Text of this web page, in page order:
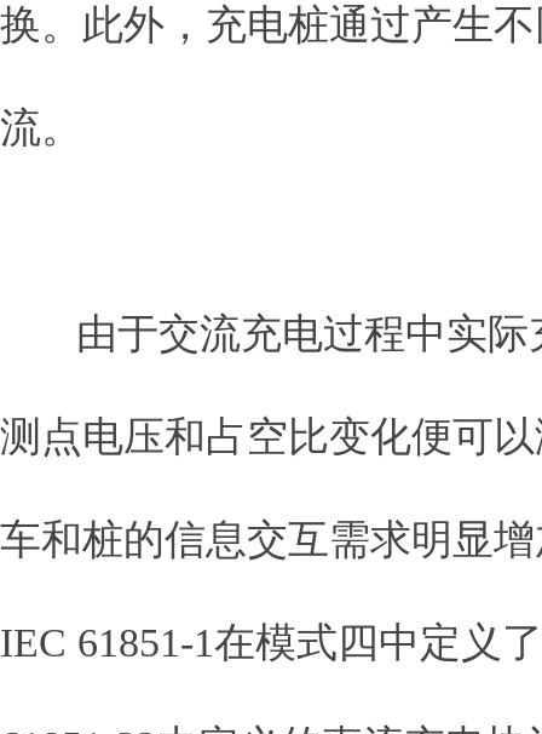
换。此外，充电桩通过产生
流。
由于交流充电过程中实际
测点电压和占空比变化便可
车和桩的信息交互需求明显
IEC 61851-1在模式四中定义